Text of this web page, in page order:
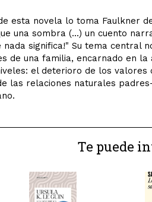
esta novela lo toma Faulkner
una sombra (...) un cuento
nada significa!" Su tema central
de una familia, encarnado en
el deterioro de los
las relaciones naturales
Te puede